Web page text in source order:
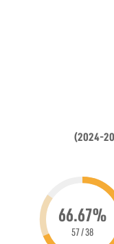
66.67%
38 / 57